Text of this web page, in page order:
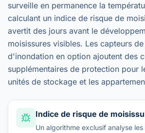
surveille en permanence la
calculant un indice de risque de
avertit des jours avant le
moisissures visibles. Les capteurs
d'inondation en option ajoutent des
supplémentaires de protection pour
unités de stockage et les
Indice de risque de
Un algorithme exclusif analyse